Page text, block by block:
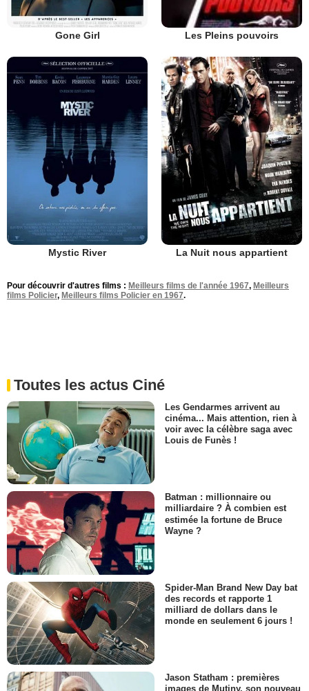
Gone Girl Les Pleins pouvoirs
Mystic River La Nuit nous appartient
Pour découvrir d'autres films : Meilleurs films de l'année 1967, Meilleurs
films Policier, Meilleurs films Policier en 1967.
Toutes les actus Ciné
Les Gendarmes arrivent au
cinéma... Mais attention, rien à
voir avec la célèbre saga avec
Louis de Funès !
Batman : millionnaire ou
milliardaire ? À combien est
estimée la fortune de Bruce
Wayne ?
Spider-Man Brand New Day bat
des records et rapporte 1
milliard de dollars dans le
monde en seulement 6 jours !
Jason Statham : premières
images de Mutiny, son nouveau